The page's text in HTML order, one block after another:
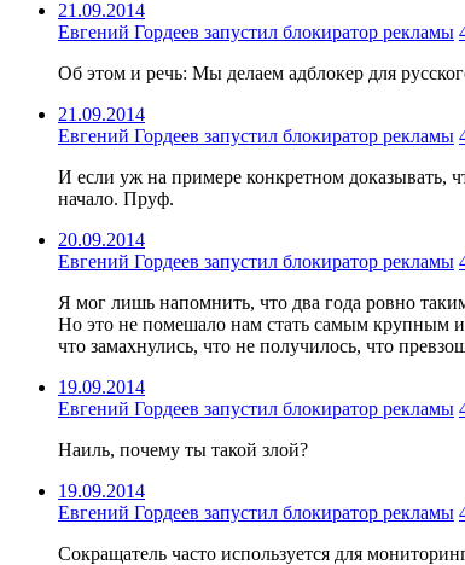
21.09.2014
Евгений Гордеев запустил блокиратор рекламы
Об этом и речь: Мы делаем адблокер для
21.09.2014
Евгений Гордеев запустил блокиратор рекламы
И если уж на примере конкретном доказывать,
начало. Пруф.
20.09.2014
Евгений Гордеев запустил блокиратор рекламы
Я мог лишь напомнить, что два года ровно
Но это не помешало нам стать самым крупным
что замахнулись, что не получилось, что
19.09.2014
Евгений Гордеев запустил блокиратор рекламы
Наиль, почему ты такой злой?
19.09.2014
Евгений Гордеев запустил блокиратор рекламы
Сокращатель часто используется для